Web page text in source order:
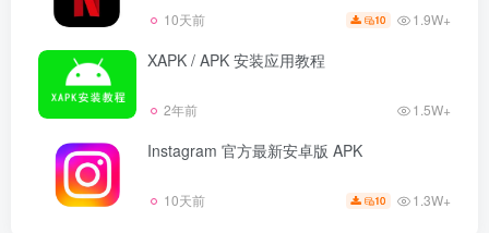
10天前 10 1.9W+
XAPK / APK 安装应用教程
2年前 1.5W+
Instagram 官方最新安卓版 APK
10天前 10 1.3W+